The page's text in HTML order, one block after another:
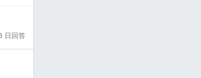
日回答